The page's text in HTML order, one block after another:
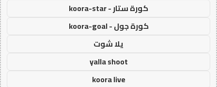
كورة ستار - koora-star
كورة جول - koora-goal
يلا شوت
yalla shoot
koora live